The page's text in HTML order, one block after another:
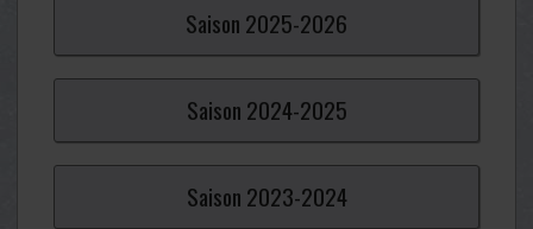
Saison 2025-2026
Saison 2024-2025
Saison 2023-2024